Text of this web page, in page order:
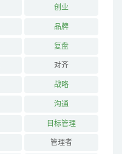
创业
品牌
复盘
对齐
战略
沟通
目标管理
管理者